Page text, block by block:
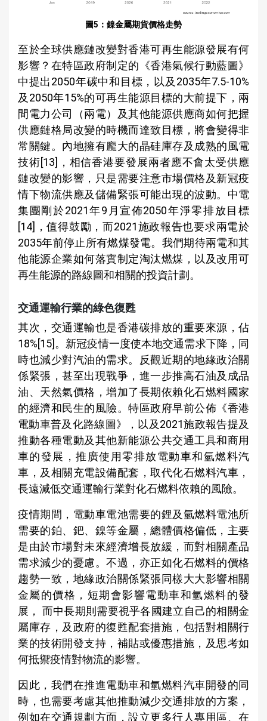
圖5：鎳金屬期貨價格走勢
至於全球供應鏈改變對香港可再生能源發展有何
影響？在特區政府制定的《香港氣候行動藍圖》
中提出2050年碳中和目標，以及2035年7.5-10%
及2050年15%的可再生能源目標的大前提下，兩
間電力公司（兩電）及其他能源供應商如何把握
供應鏈格局改變的時機而達致目標，將會變得非
常關鍵。內地擁有龐大的晶硅庫存及成熟的風電
技術[13]，相信香港要發展兩者應不會太受供應
鏈改變的影響，只是需要注意市場價格及新冠疫
情下物流供應及儲備緊張可能出現的波動。中電
集團剛於2021年9月宣佈2050年淨零排放目標
[14]，值得鼓勵，而2021施政報告也要求兩電於
2035年前停止所有燃煤發電。我們期待兩電和其
他能源企業如何落實制定淘汰燃煤，以及改用可
再生能源的路線圖和相關的投資計劃。
交通運輸行業的綠色復甦
其次，交通運輸也是香港碳排放的重要來源，佔
18%[15]。新冠疫情一度使本地交通需求下降，同
時也減少對汽油的需求。反觀近期的地緣政治關
係緊張，甚至出現戰爭，進一步推高石油及成品
油、天然氣價格，增加了長期依賴化石燃料國家
的經濟和民生的風險。特區政府早前公佈《香港
電動車普及化路線圖》，以及2021施政報告提及
推動各種電動及其他新能源公共交通工具和商用
車的發展，推廣使用零排放電動車和氫燃料汽
車，及相關充電設備配套，取代化石燃料汽車，
長遠減低交通運輸行業對化石燃料依賴的風險。
疫情期間，電動車電池需要的鋰及氫燃料電池所
需要的鉑、鈀、鎳等金屬，總體價格偏低，主要
是由於市場對未來經濟增長放緩，而對相關產品
需求減少的憂慮。不過，亦正如化石燃料的價格
趨勢一致，地緣政治關係緊張同樣大大影響相關
金屬的價格，短期會影響電動車和氫燃料的發
展， 而中長期則需要視乎各國建立自己的相關金
屬庫存，及政府的復甦配套措施，包括對相關行
業的技術開發支持，補貼或優惠措施，及思考如
何抵禦疫情對物流的影響。
因此，我們在推進電動車和氫燃料汽車開發的同
時，也需要考慮其他推動減少交通排放的方案，
例如在交通規劃方面，設立更多行人專用區、在